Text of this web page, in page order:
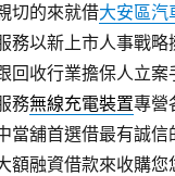
切的來就借大安區汽
務以新上市人事戰略
回收行業擔保人立
務無線充電裝置專營
當舖首選借最有誠信
額融資借款來收購